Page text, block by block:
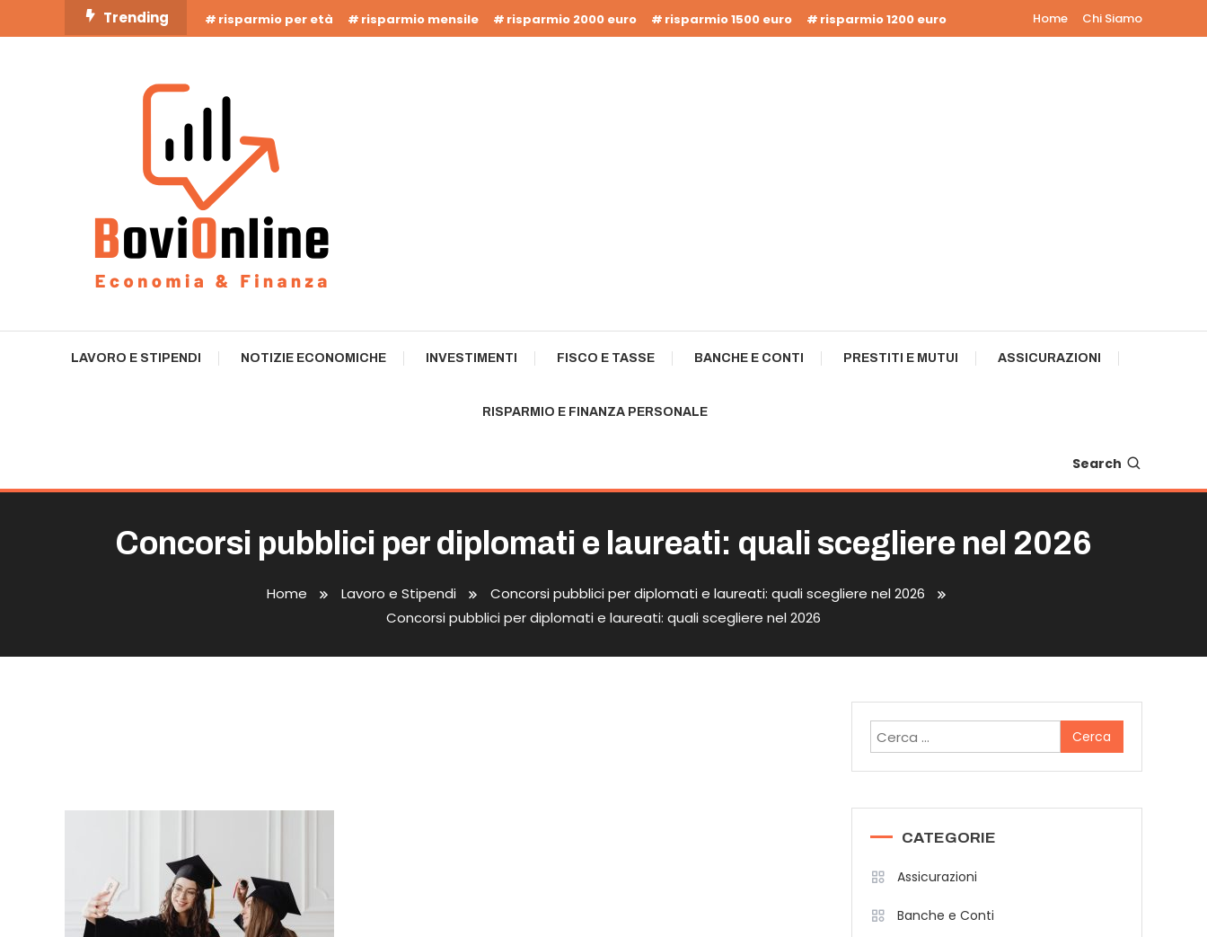
To
Trending risparmio per età risparmio mensile risparmio 2000 euro risparmio 1500 euro risparmio 1200 euro Home Chi Siamo
Business Bovionline
LAVORO E STIPENDI NOTIZIE ECONOMICHE INVESTIMENTI FISCO E TASSE BANCHE E CONTI PRESTITI E MUTUI ASSICURAZIONI
RISPARMIO E FINANZA PERSONALE
Search
Concorsi pubblici per diplomati e laureati: quali scegliere nel 2026
Home Lavoro e Stipendi
Concorsi pubblici per diplomati e laureati: quali scegliere nel 2026
Concorsi pubblici per diplomati e laureati: quali scegliere nel 2026
Ricerca
per:
CATEGORIE
Assicurazioni
Banche e Conti